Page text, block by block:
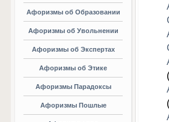
Афоризмы об Образовании
Афоризмы об Увольнении
Афоризмы об Экспертах
Афоризмы об Этике
Афоризмы Парадоксы
Афоризмы Пошлые